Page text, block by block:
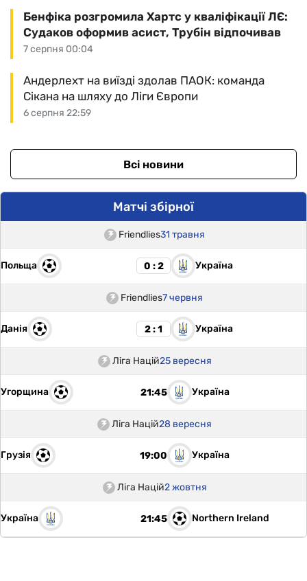
7 серпня 00:04
Бенфіка розгромила Хартс у кваліфікації ЛЄ:
Судаков оформив асист, Трубін відпочивав
6 серпня 22:59
Андерлехт на виїзді здолав ПАОК: команда
Сікана на шляху до Ліги Європи
Всі новини
Матчі збірної
Friendlies31 травня
Польща 0 : 2 Україна
Friendlies7 червня
Данія 2 : 1 Україна
Ліга Націй25 вересня
Угорщина 21:45 Україна
Ліга Націй28 вересня
Грузія 19:00 Україна
Ліга Націй2 жовтня
Україна 21:45 Northern Ireland